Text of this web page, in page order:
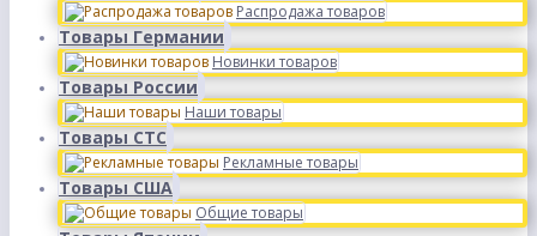
Распродажа товаров
Товары Германии
Новинки товаров
Товары России
Наши товары
Товары СТС
Рекламные товары
Товары США
Общие товары